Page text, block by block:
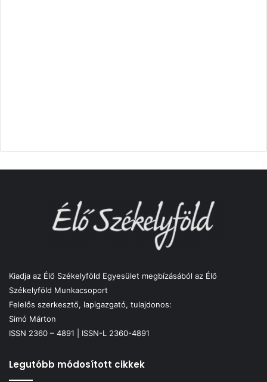
Kiadja az Élő Székelyföld Egyesület megbízásából az Élő
Székelyföld Munkacsoport
Felelős szerkesztő, lapigazgató, tulajdonos:
Simó Márton
ISSN 2360 – 4891 | ISSN-L 2360-4891
Legutóbb módosított cikkek